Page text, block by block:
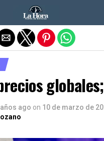
ago on 10 de marzo de
de la versión móvil